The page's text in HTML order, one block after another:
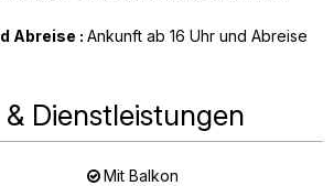
Abreise : Ankunft ab 16 Uhr und Abreise
Dienstleistungen
Mit Balkon